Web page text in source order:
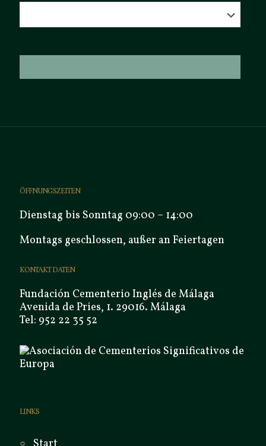
ÖFFNUNGSZEITEN
Dienstag bis Sonntag 09:00 – 14:00
Montags geschlossen, außer an Feiertagen
KONTAKT DATEN
Fundación Cementerio Inglés de Málaga
Avenida de Pries, 1. 29016. Málaga
Tel: 952 22 35 52
LINKS